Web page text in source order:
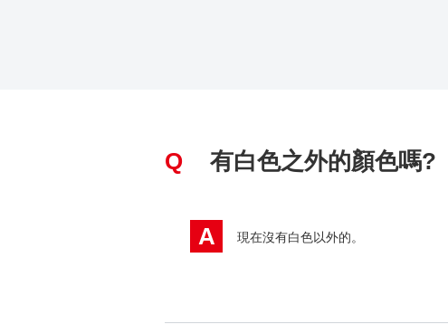
Q 有白色之外的顏色嗎?
A 現在沒有白色以外的。